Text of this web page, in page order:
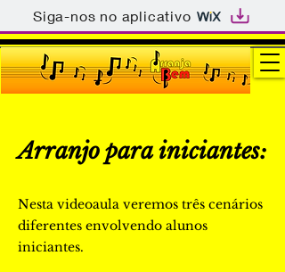
Siga-nos no aplicativo
Arranjo para iniciantes:
Nesta videoaula veremos três cenários
diferentes envolvendo alunos
iniciantes.